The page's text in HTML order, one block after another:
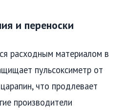
и переноски
расходным материалом в
пульсоксиметр от
что продлевает
производители